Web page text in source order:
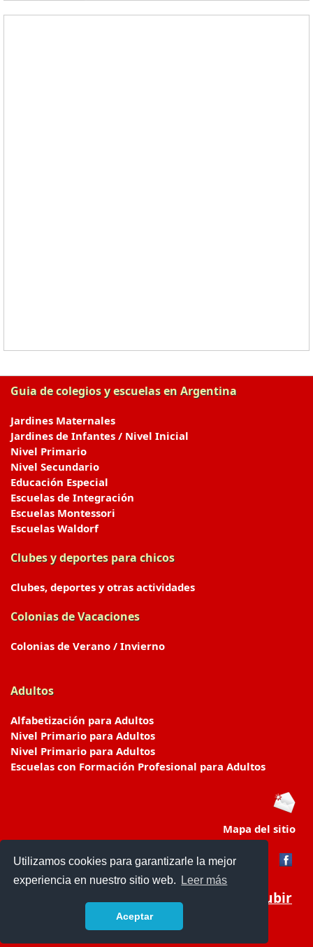
Utilizamos cookies para garantizarle la mejor
experiencia en nuestro sitio web.
Leer más
Aceptar
Guia de colegios y escuelas en Argentina
Jardines Maternales
Jardines de Infantes / Nivel Inicial
Nivel Primario
Nivel Secundario
Educación Especial
Escuelas de Integración
Escuelas Montessori
Escuelas Waldorf
Clubes y deportes para chicos
Clubes, deportes y otras actividades
Colonias de Vacaciones
Colonias de Verano / Invierno
Adultos
Alfabetización para Adultos
Nivel Primario para Adultos
Nivel Primario para Adultos
Escuelas con Formación Profesional para Adultos
Mapa del sitio
Subir